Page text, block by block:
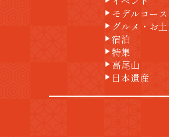
play_arrow モデルコース
play_arrow グルメ・お
play_arrow宿泊
play_arrow 特集
play_arrow 高尾山
play_arrow 日本遺産